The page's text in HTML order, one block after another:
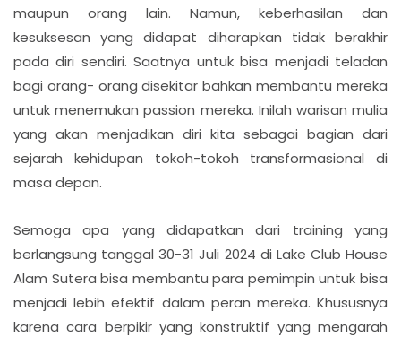
maupun orang lain. Namun, keberhasilan dan
kesuksesan yang didapat diharapkan tidak berakhir
pada diri sendiri. Saatnya untuk bisa menjadi teladan
bagi orang- orang disekitar bahkan membantu mereka
untuk menemukan passion mereka. Inilah warisan mulia
yang akan menjadikan diri kita sebagai bagian dari
sejarah kehidupan tokoh-tokoh transformasional di
masa depan.
Semoga apa yang didapatkan dari training yang
berlangsung tanggal 30-31 Juli 2024 di Lake Club House
Alam Sutera bisa membantu para pemimpin untuk bisa
menjadi lebih efektif dalam peran mereka. Khususnya
karena cara berpikir yang konstruktif yang mengarah